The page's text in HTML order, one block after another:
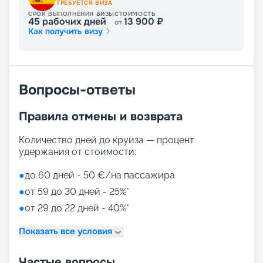
ТРЕБУЕТСЯ ВИЗА
СРОК ВЫПОЛНЕНИЯ ВИЗЫ
45 рабочих дней
СТОИМОСТЬ
от13 900 ₽
Как получить визу
Вопросы-ответы
Правила отмены и возврата
Количество дней до круиза — процент
удержания от стоимости:
●до 60 дней - 50 €/на пассажира
●от 59 до 30 дней - 25%*
●от 29 до 22 дней - 40%*
Показать все условия